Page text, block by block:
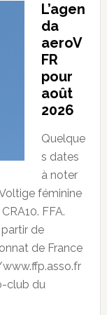
L’agen
da
aeroV
FR
pour
août
2026
Quelque
s dates
à noter
féminine
FFA.
de
de France
club du